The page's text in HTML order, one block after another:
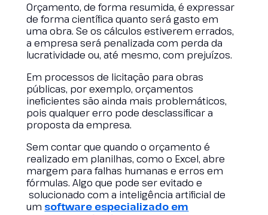
Orçamento, de forma resumida, é expressar
de forma científica quanto será gasto em
uma obra. Se os cálculos estiverem errados,
a empresa será penalizada com perda da
lucratividade ou, até mesmo, com prejuízos.
Em processos de licitação para obras
públicas, por exemplo, orçamentos
ineficientes são ainda mais problemáticos,
pois qualquer erro pode desclassificar a
proposta da empresa.
Sem contar que quando o orçamento é
realizado em planilhas, como o Excel, abre
margem para falhas humanas e erros em
fórmulas. Algo que pode ser evitado e
solucionado com a inteligência artificial de
um software especializado em